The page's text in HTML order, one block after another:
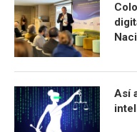
Así